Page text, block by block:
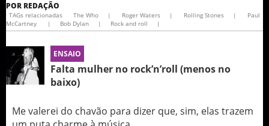
POR REDAÇÃO
TAGs relacionadas The Who | Roger Waters | Rolling Stones |
Paul
McCartney
| Bob Dylan | Rock and roll |
ENSAIO
Falta mulher no rock’n’roll (menos no
baixo)
Me valerei do chavão para dizer que, sim, elas trazem